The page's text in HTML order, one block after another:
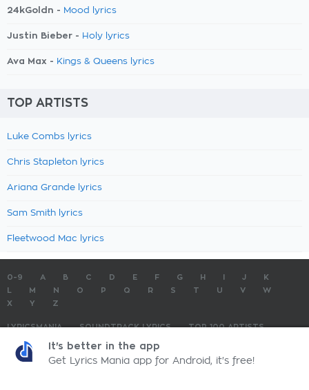
24kGoldn - Mood lyrics
Justin Bieber - Holy lyrics
Ava Max - Kings & Queens lyrics
TOP ARTISTS
Luke Combs lyrics
Chris Stapleton lyrics
Ariana Grande lyrics
Sam Smith lyrics
Fleetwood Mac lyrics
0-9 A B C D E F G H J
K
M N O P Q R S T U V
W
X
Y Z
LYRICSMANIA SOUNDTRACK LYRICS
TOP 100 ARTISTS
TOP 100 LYRICS
LyricsMania.com - Copyright © 2026 - All Rights ReservedPrivacy Policy
It's better in the app
Get Lyrics Mania app for Android, it's free!